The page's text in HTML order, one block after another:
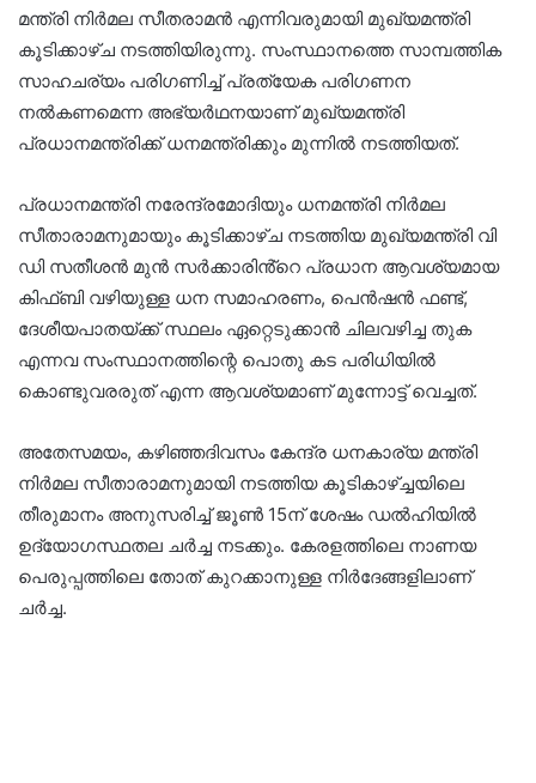
മന്ത്രി നിർമല സീതരാമൻ എന്നിവരുമായി മുഖ്യമന്ത്രി
കൂടിക്കാഴ്ച നടത്തിയിരുന്നു. സംസ്ഥാനത്തെ സാമ്പത്തിക
സാഹചര്യം പരിഗണിച്ച് പ്രത്യേക പരിഗണന
നൽകണമെന്ന അഭ്യർഥനയാണ് മുഖ്യമന്ത്രി
പ്രധാനമന്ത്രിക്ക് ധനമന്ത്രിക്കും മുന്നിൽ നടത്തിയത്.
പ്രധാനമന്ത്രി നരേന്ദ്രമോദിയും ധനമന്ത്രി നിർമല
സീതാരാമനുമായും കൂടിക്കാഴ്ച നടത്തിയ മുഖ്യമന്ത്രി വി
ഡി സതീശൻ മുൻ സർക്കാരിൻ്റെ പ്രധാന ആവശ്യമായ
കിഫ്ബി വഴിയുള്ള ധന സമാഹരണം, പെൻഷൻ ഫണ്ട്,
ദേശീയപാതയ്ക്ക് സ്ഥലം ഏറ്റെടുക്കാൻ ചിലവഴിച്ച തുക
എന്നവ സംസ്ഥാനത്തിന്റെ പൊതു കട പരിധിയിൽ
കൊണ്ടുവരരുത് എന്ന ആവശ്യമാണ് മുന്നോട്ട് വെച്ചത്.
അതേസമയം, കഴിഞ്ഞദിവസം കേന്ദ്ര ധനകാര്യ മന്ത്രി
നിർമല സീതാരാമനുമായി നടത്തിയ കൂടികാഴ്ച്ചയിലെ
തീരുമാനം അനുസരിച്ച് ജൂൺ 15ന് ശേഷം ഡൽഹിയിൽ
ഉദ്യോഗസ്ഥതല ചർച്ച നടക്കും. കേരളത്തിലെ നാണയ
പെരുപ്പത്തിലെ തോത് കുറക്കാനുള്ള നിർദേങ്ങളിലാണ്
ചർച്ച.